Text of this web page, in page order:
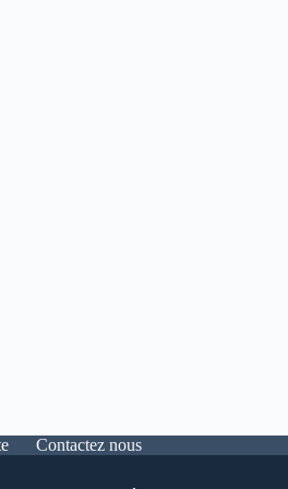
Contactez nous